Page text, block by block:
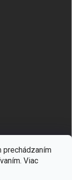
prechádzaním
Viac